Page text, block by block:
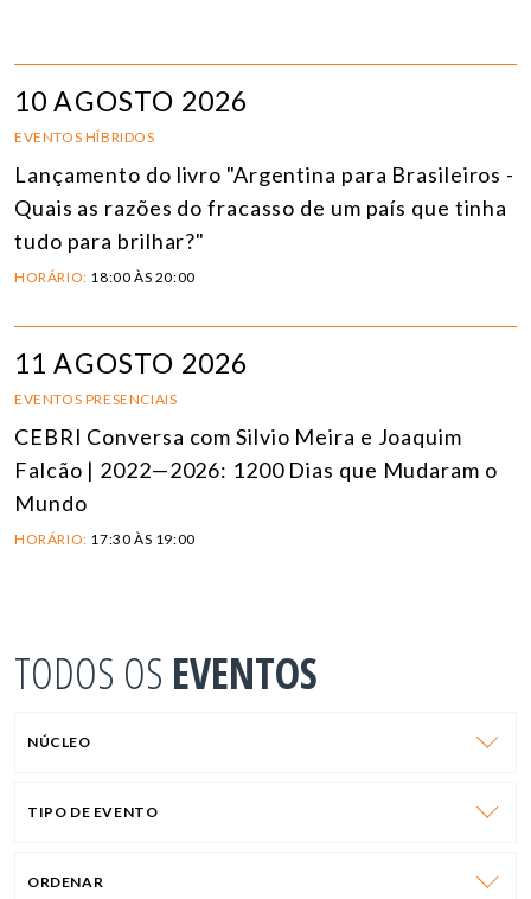
10 AGOSTO 2026
EVENTOS HÍBRIDOS
Lançamento do livro "Argentina para Brasileiros -
Quais as razões do fracasso de um país que tinha
tudo para brilhar?"
HORÁRIO: 18:00 ÀS 20:00
11 AGOSTO 2026
EVENTOS PRESENCIAIS
CEBRI Conversa com Silvio Meira e Joaquim
Falcão | 2022—2026: 1200 Dias que Mudaram o
Mundo
HORÁRIO: 17:30 ÀS 19:00
TODOS OS EVENTOS
NÚCLEO
TIPO DE EVENTO
ORDENAR